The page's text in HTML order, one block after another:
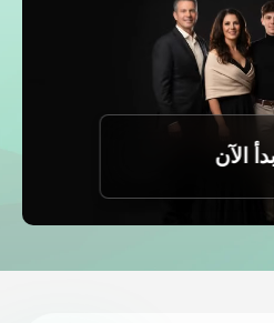
الأدوات
فيديو الصورة الرمزية
الآن